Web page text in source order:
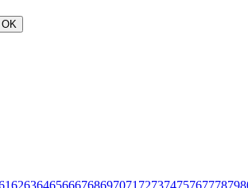
OK
62636465666768697071 7273747576777879